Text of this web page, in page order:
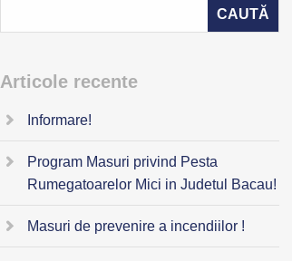
Articole recente
Informare!
Program Masuri privind Pesta
Rumegatoarelor Mici in Judetul Bacau!
Masuri de prevenire a incendiilor !